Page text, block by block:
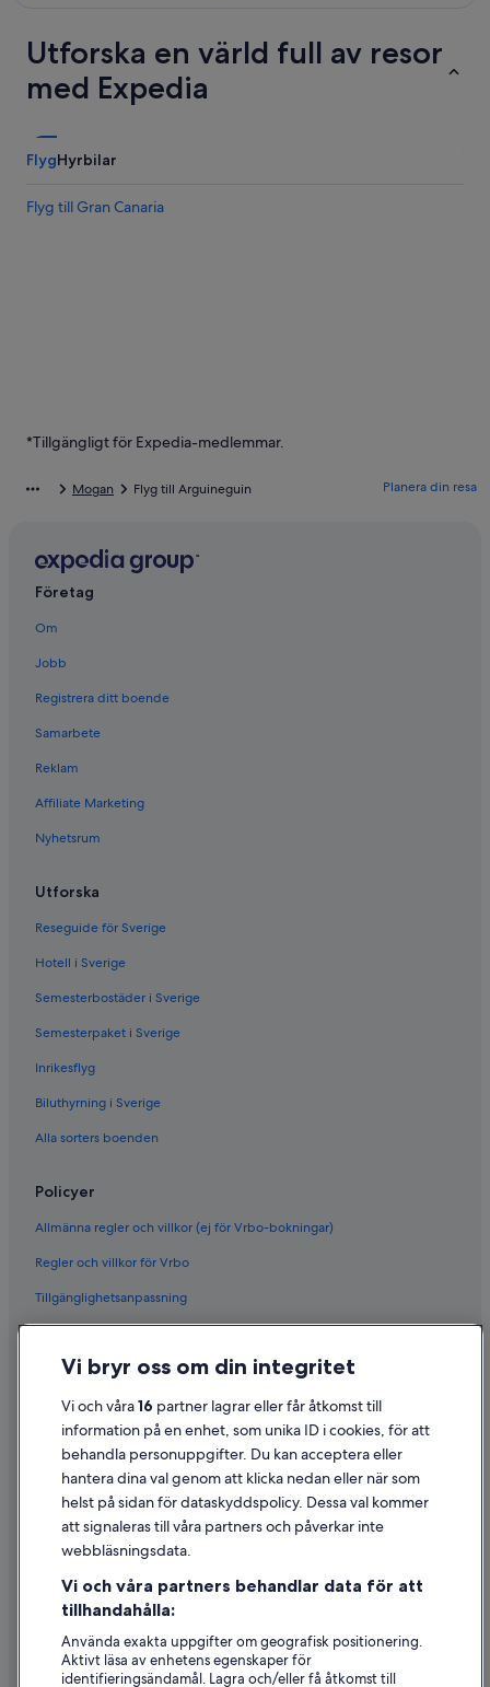
sen
Utforska en värld full av resor
med Expedia
FlygHyrbilar
Flyg till Gran Canaria
*Tillgängligt för Expedia-medlemmar.
Mogan Flyg till Arguineguin Planera din resa
Företag
Om
Jobb
Registrera ditt boende
Samarbete
Reklam
Affiliate Marketing
Nyhetsrum
Utforska
Reseguide för Sverige
Hotell i Sverige
Semesterbostäder i Sverige
Semesterpaket i Sverige
Inrikesflyg
Biluthyrning i Sverige
Alla sorters boenden
Policyer
Allmänna regler och villkor (ej för Vrbo-bokningar)
Regler och villkor för Vrbo
Tillgänglighetsanpassning
Cookies
Användarvillkor
Juridisk information/Kontakta oss
Riktlinjer för innehåll och anmäla innehåll
Hjälp
Avboka eller ändra din bokning
Återbetalningsprocess och tidslinjer
Boka ett flyg med flygbolagskredit
Vi bryr oss om din integritet
Vi och våra16 partner lagrar eller får åtkomst till
information på en enhet, som unika ID i cookies, för att
behandla personuppgifter. Du kan acceptera eller
hantera dina val genom att klicka nedan eller när som
helst på sidan för dataskyddspolicy. Dessa val kommer
att signaleras till våra partners och påverkar inte
webbläsningsdata.
Vi och våra partners behandlar data för att
tillhandahålla:
Använda exakta uppgifter om geografisk positionering.
Aktivt läsa av enhetens egenskaper för
identifieringsändamål. Lagra och/eller få åtkomst till